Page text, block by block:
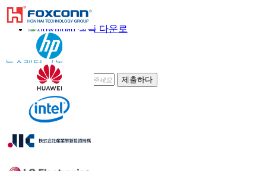
이메일
샘플 다운로
드
뉴스레터 구독
제출하다
신뢰하다 온라인